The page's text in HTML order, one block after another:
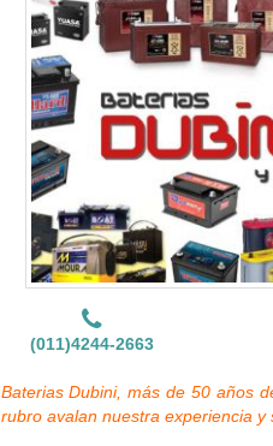
(011)4244-2663
Baterias Dubini, más de 50 años
rubro avalan nuestra experiencia y